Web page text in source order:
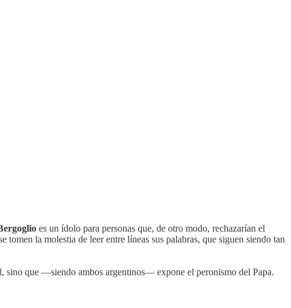
es un ídolo para personas que, de otro modo, rechazarían el
la molestia de leer entre líneas sus palabras, que siguen siendo tan
sino que —siendo ambos argentinos— expone el peronismo del Papa.